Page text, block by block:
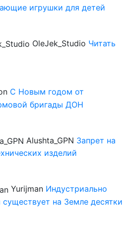
игрушки для детей
OleJek_Studio Читать
С Новым годом от
бригады ДОН
Alushta_GPN Запрет на
изделий
Yurijman Индустриально
существует на Земле десятки